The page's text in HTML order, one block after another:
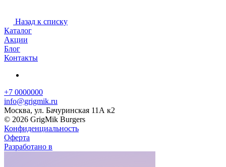
Назад к списку
Каталог
Акции
Блог
Контакты
+7 0000000
info@grigmik.ru
Москва, ул. Бачуринская 11А к2
© 2026 GrigMik Burgers
Конфиденциальность
Оферта
Разработано в